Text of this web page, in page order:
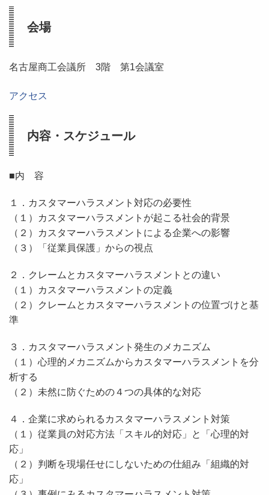
会場
名古屋商工会議所 3階 第1会議室
アクセス
内容・スケジュール
■内 容
１．カスタマーハラスメント対応の必要性
（１）カスタマーハラスメントが起こる社会的背景
（２）カスタマーハラスメントによる企業への影響
（３）「従業員保護」からの視点
２．クレームとカスタマーハラスメントとの違い
（１）カスタマーハラスメントの定義
（２）クレームとカスタマーハラスメントの位置づけと基
準
３．カスタマーハラスメント発生のメカニズム
（１）心理的メカニズムからカスタマーハラスメントを分
析する
（２）未然に防ぐための４つの具体的な対応
４．企業に求められるカスタマーハラスメント対策
（１）従業員の対応方法「スキル的対応」と「心理的対
応」
（２）判断を現場任せにしないための仕組み「組織的対
応」